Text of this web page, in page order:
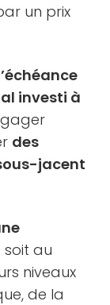
un prix
investi à
des
jacent
soit au
niveaux
de la